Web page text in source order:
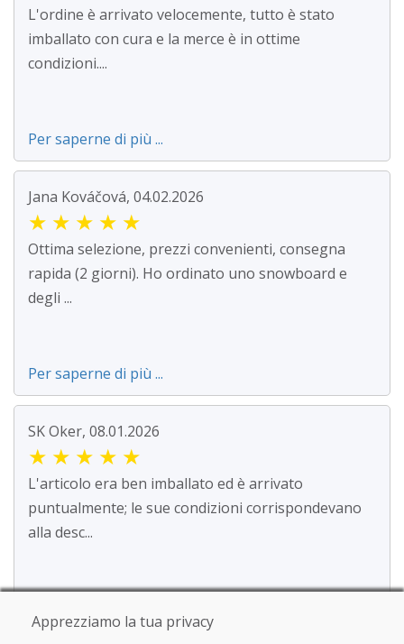
L'ordine è arrivato velocemente, tutto è stato
imballato con cura e la merce è in ottime
condizioni....
Per saperne di più ...
Jana Kováčová, 04.02.2026
★ ★ ★ ★ ★
Ottima selezione, prezzi convenienti, consegna
rapida (2 giorni). Ho ordinato uno snowboard e
degli ...
Per saperne di più ...
SK Oker, 08.01.2026
★ ★ ★ ★ ★
L'articolo era ben imballato ed è arrivato
puntualmente; le sue condizioni corrispondevano
alla desc...
Apprezziamo la tua privacy